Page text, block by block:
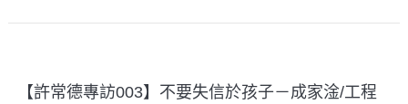
【許常德專訪003】不要失信於孩子－成家淦/工程